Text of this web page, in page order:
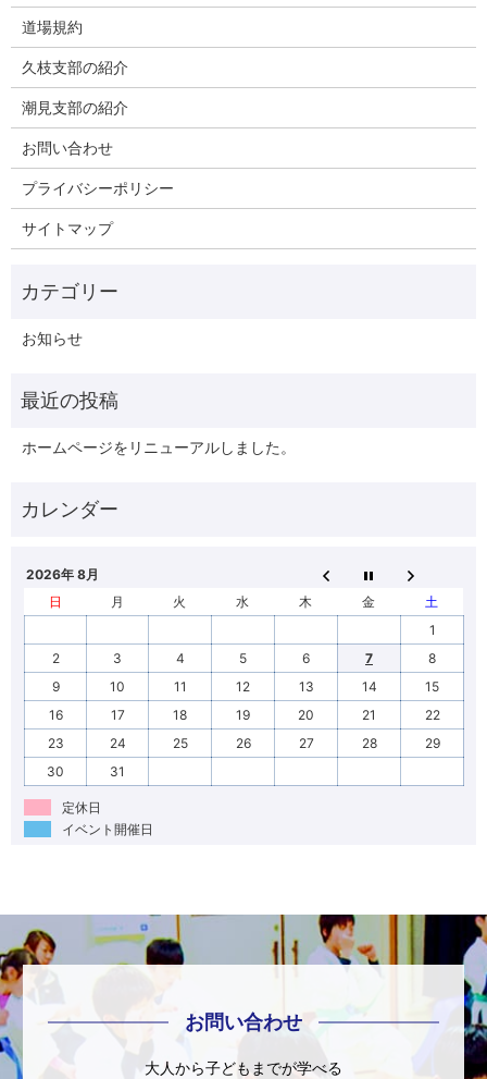
道場規約
久枝支部の紹介
潮見支部の紹介
お問い合わせ
プライバシーポリシー
サイトマップ
お知らせ
ホームページをリニューアルしました。
2026年 8月
日
月 火 水 木 金
土
1
2
3 4 5 6 7
8
9
10 11 12 13 14
15
16
17 18 19 20 21
22
23
24 25 26 27 28
29
30
31
定休日
イベント開催日
お問い合わせ
大人から子どもまでが学べる